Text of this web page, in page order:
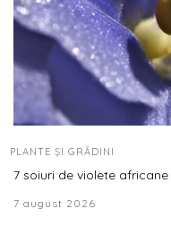
PLANTE ȘI GRĂDINI
7 soiuri de violete
7 august 2026